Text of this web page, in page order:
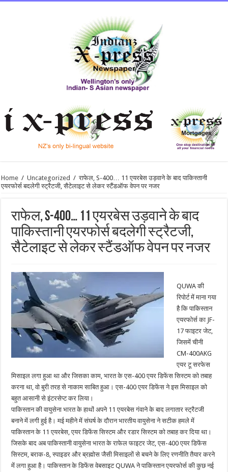
Home / Uncategorized / राफेल, S-400… 11 एयरबेस उड़वाने के बाद पाकिस्तानी
एयरफोर्स बदलेगी स्ट्रैटजी, सैटेलाइट से लेकर स्टैंडऑफ वेपन पर नजर
राफेल, S-400… 11 एयरबेस उड़वाने के बाद
पाकिस्तानी एयरफोर्स बदलेगी स्ट्रैटजी,
सैटेलाइट से लेकर स्टैंडऑफ वेपन पर नजर
QUWA की
रिपोर्ट में माना गया
है कि पाकिस्तान
एयरफोर्स का JF-
17 फाइटर जेट,
जिसमें चीनी
CM-400AKG
एयर टू सरफेस
मिसाइल लगा हुआ था और जिसका काम, भारत के एस-400 एयर डिफेंस सिस्टम को तबाह
करना था, वो बुरी तरह से नाकाम साबित हुआ। एस-400 एयर डिफेंस ने इस मिसाइल को
बहुत आसानी से इंटरसेप्ट कर लिया।
पाकिस्तान की वायुसेना भारत के हाथों अपने 11 एयरबेस गंवाने के बाद लगातार स्ट्रैटजी
बनाने में लगी हुई है। मई महीने में संघर्ष के दौरान भारतीय वायुसेना ने सटीक हमले में
पाकिस्तान के 11 एयरबेस, एयर डिफेंस सिस्टम और रडार सिस्टम को तबाह कर दिया था।
जिसके बाद अब पाकिस्तानी वायुसेना भारत के राफेल फाइटर जेट, एस-400 एयर डिफेंस
सिस्टम, बराक-8, स्पाइडर और ब्रह्मोस जैसी मिसाइलों से बचने के लिए रणनीति तैयार करने
में लगा हुआ है। पाकिस्तान के डिफेंस वेबसाइट QUWA ने पाकिस्तान एयरफोर्स की कुछ नई